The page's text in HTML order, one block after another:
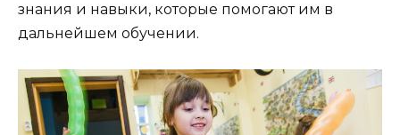
знания и навыки, которые помогают им в
дальнейшем обучении.